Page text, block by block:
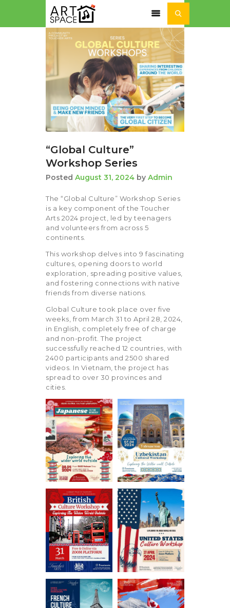
ACTUALITÉ
SÉJOURS ET STAGES
NOS ACTIVITÉS
NOTRE
ASSOCIATION
“Global Culture”
Workshop Series
Posted August 31, 2024 by Admin
The “Global Culture” Workshop Series
is a key component of the Toucher
Arts 2024 project, led by teenagers
and volunteers from across 5
continents.
This workshop delves into 9 fascinating
cultures, opening doors to world
exploration, spreading positive values,
and fostering connections with native
friends from diverse nations.
Global Culture took place over five
weeks, from March 31 to April 28, 2024,
in English, completely free of charge
and non-profit. The project
successfully reached 12 countries, with
2400 participants and 2500 shared
videos. In Vietnam, the project has
spread to over 30 provinces and
cities.